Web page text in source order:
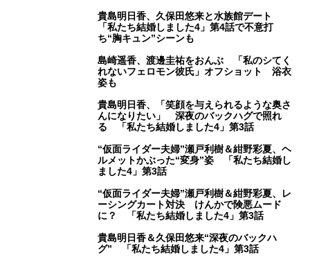
貴島明日香、久保田悠来と水族館デート
「私たち結婚しました4」第4話で不意打
ち“胸キュン”シーンも
島崎遥香、渡邊圭祐をおんぶ 「私のシてく
れないフェロモン彼氏」オフショット 浴衣
姿も
貴島明日香、「笑顔を与えられるような奥さ
んになりたい」 深夜のバックハグで照れ
る 「私たち結婚しました4」第3話
“仮面ライダー夫婦”瀬戸利樹＆紺野彩夏、ヘ
ルメットかぶった“変身”姿 「私たち結婚し
ました4」第3話
“仮面ライダー夫婦”瀬戸利樹＆紺野彩夏、レ
ーシングカート対決 けんかで険悪ムード
に？ 「私たち結婚しました4」第3話
貴島明日香＆久保田悠来“深夜のバックハ
グ” 「私たち結婚しました4」第3話